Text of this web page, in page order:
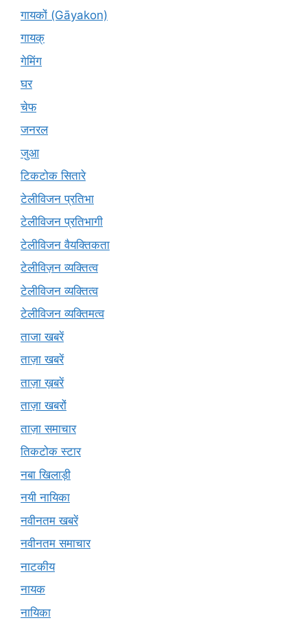
गायकों (Gāyakon)
गायक्
गेमिंग
घर
चेफ
जनरल
जुआ
टिकटोक सितारे
टेलीविजन प्रतिभा
टेलीविजन प्रतिभागी
टेलीविजन वैयक्तिकता
टेलीविज़न व्यक्तित्व
टेलीविजन व्यक्तित्व
टेलीविजन व्यक्तिमत्व
ताजा खबरें
ताज़ा खबरें
ताज़ा ख़बरें
ताज़ा खबरों
ताज़ा समाचार
तिकटोक स्टार
नबा खिलाड़ी
नयी नायिका
नवीनतम खबरें
नवीनतम समाचार
नाटकीय
नायक
नायिका